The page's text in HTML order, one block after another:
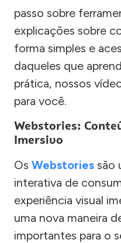
passo sobre
explicações sobre
forma simples e
daqueles que
prática, nossos
para você.
Webstories:
Imersivo
Os Webstories são
interativa de
experiência visual
uma nova maneira
importantes para o